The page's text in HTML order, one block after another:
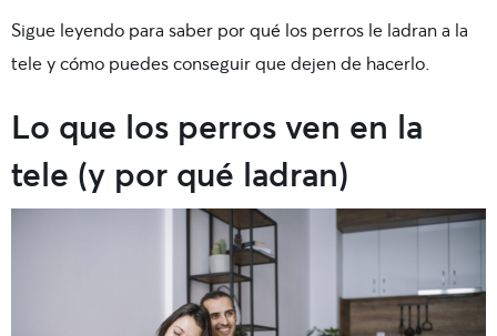
Sigue leyendo para saber por qué los perros le ladran a la
tele y cómo puedes conseguir que dejen de hacerlo.
Lo que los perros ven en la
tele (y por qué ladran)